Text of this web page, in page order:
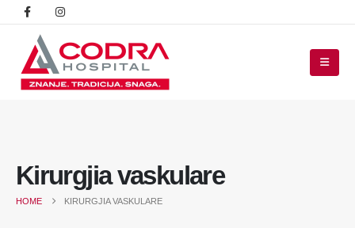
Kirurgjia vaskulare
HOME KIRURGJIA VASKULARE